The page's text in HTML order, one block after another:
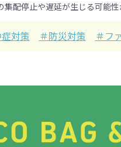
トン
キャンバスト
ポリエステル
ステンレス・アル
力UP 名入れ印刷バ
配停止や遅延が生じる可能性
対策 ＃防災対策 ＃フ